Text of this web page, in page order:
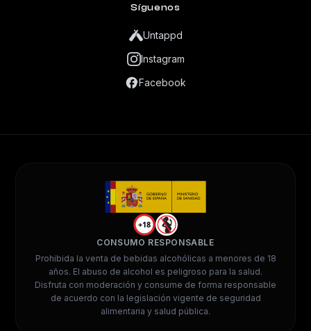
Síguenos
Untappd
Instagram
Facebook
+18
CONSUMO RESPONSABLE
Prohibida la venta de bebidas alcohólicas a menores de 18
años. El abuso de alcohol es peligroso para la salud.
Disfruta con moderación y consume de forma responsable
de acuerdo con la legislación vigente de seguridad
alimentaria y salud pública.